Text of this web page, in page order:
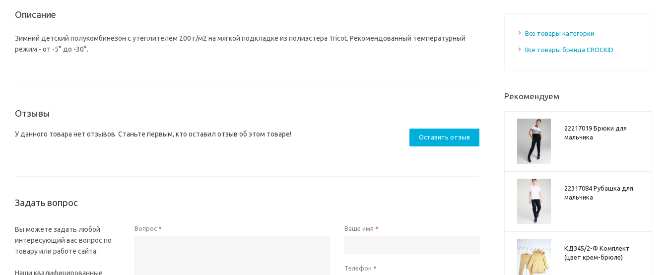
Описание
Зимний детский полукомбинезон с утеплителем 200 г/м2 на мягкой подкладке из полиэстера Tricot. Рекомендованный температурный
режим - от -5° до -30°.
Отзывы
Оставить отзыв
У данного товара нет отзывов. Станьте первым, кто оставил отзыв об этом товаре!
Задать вопрос
Вы можете задать любой
интересующий вас вопрос по
товару или работе сайта.
Наши квалифицированные
Вопрос * Ваше имя *
Телефон *
Все товары категории
Все товары бренда CROCKID
Рекомендуем
22217019 Брюки для
мальчика
22317084 Рубашка для
мальчика
КД345/2-Ф Комплект
(цвет крем-брюле)